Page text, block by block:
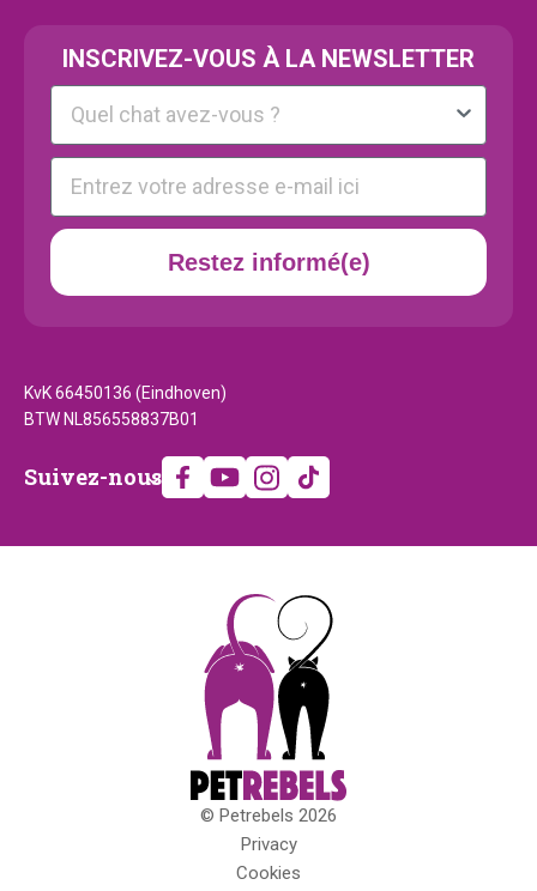
INSCRIVEZ-VOUS À LA NEWSLETTER
Kattenras
E-mail
Restez informé(e)
KvK 66450136 (Eindhoven)
BTW NL856558837B01
Suivez-
Suivez-nous
© Petrebels 2026
Droits
d'auteur
Privacy
Cookies